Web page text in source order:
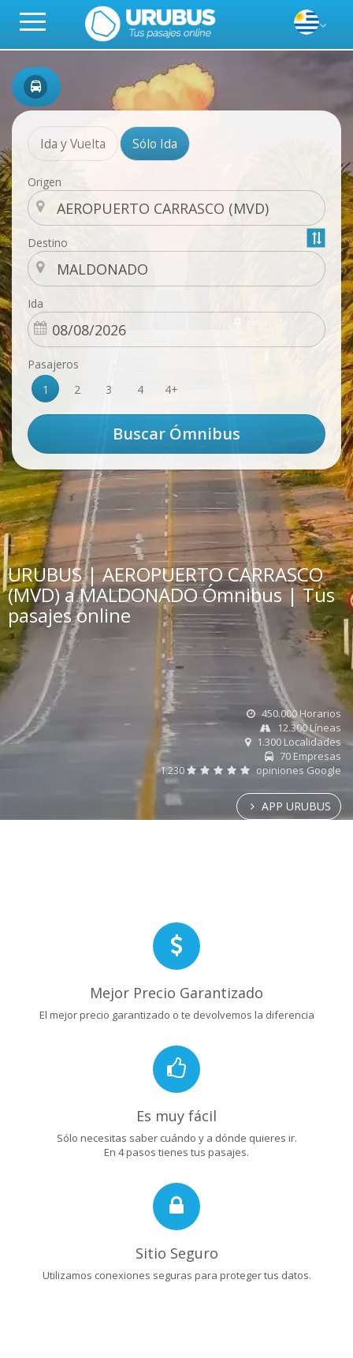
Ida y Vuelta Sólo Ida
Origen
Destino
Ida
Pasajeros
1
2 3 4 4+
URUBUS | AEROPUERTO CARRASCO
(MVD) a MALDONADO Ómnibus | Tus
pasajes online
450.000 Horarios
12.300 Líneas
1.300 Localidades
70 Empresas
1.230
opiniones Google
APP URUBUS
Mejor Precio Garantizado
El mejor precio garantizado o te devolvemos la diferencia
Es muy fácil
Sólo necesitas saber cuándo y a dónde quieres ir.
En 4 pasos tienes tus pasajes.
Sitio Seguro
Utilizamos conexiones seguras para proteger tus datos.